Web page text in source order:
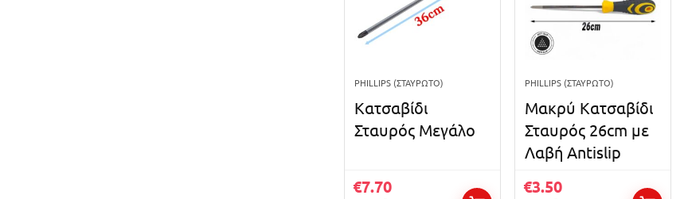
PHILLIPS (ΣΤΑΥΡΩΤΌ)
Κατσαβίδι
Σταυρός Μεγάλο
€7.70
PHILLIPS (ΣΤΑΥΡΩΤΌ)
Μακρύ Κατσαβίδι
Σταυρός 26cm με
Λαβή Antislip
€3.50